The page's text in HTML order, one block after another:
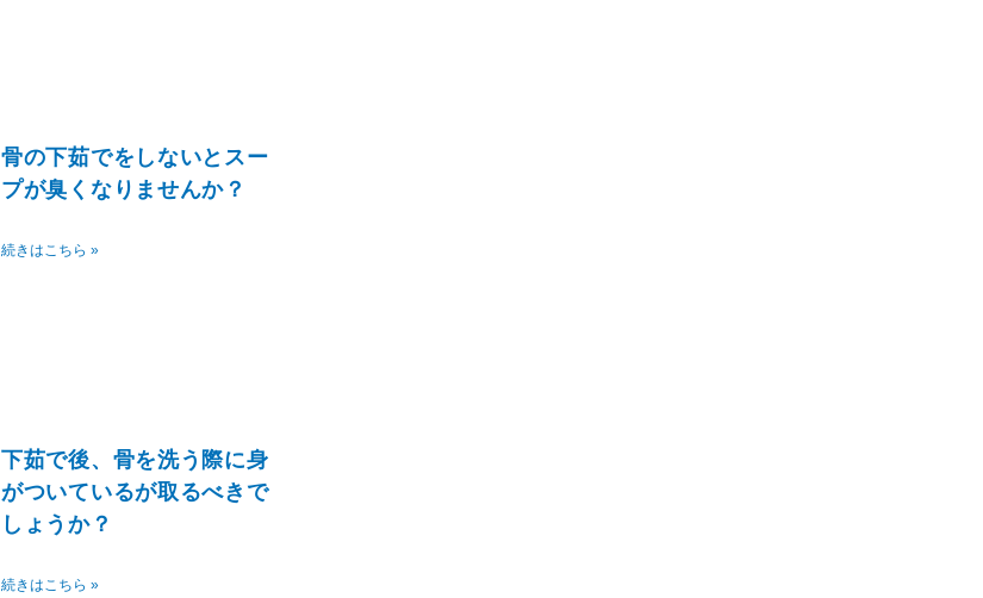
骨の下茹でをしないとスー
プが臭くなりませんか？
続きはこちら »
下茹で後、骨を洗う際に身
がついているが取るべきで
しょうか？
続きはこちら »